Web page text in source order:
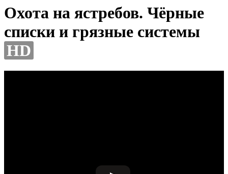
Охота на ястребов. Чёрные
списки и грязные системы
HD